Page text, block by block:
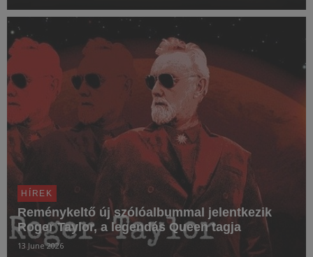
HÍREK
Reménykeltő új szólóalbummal jelentkezik
Roger Taylor, a legendás Queen tagja
13 June 2026